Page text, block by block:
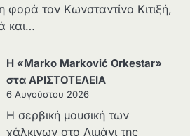
φορά τον Κωνσταντίνο Κιτιξή,
και…
Η «Marko Marković Orkestar»
στα ΑΡΙΣΤΟΤΕΛΕΙΑ
6 Αυγούστου 2026
Η σερβική μουσική των
χάλκινων στο Λιμάνι της